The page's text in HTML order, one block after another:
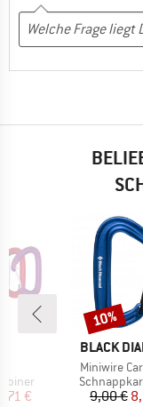
Preis
€
MARKE
BLACK
Artikel
Miniwire
9,00 €
Rabatt
10%